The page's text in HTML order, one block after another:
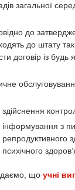
загальної
до
до штату
договір із
здійснення
інформування з
репродуктивного
психічного
що учні